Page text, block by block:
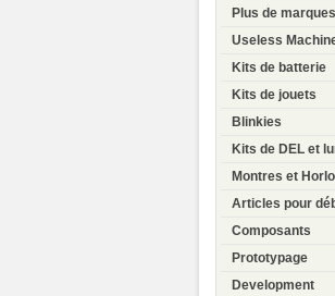
Plus de marques
Useless
Kits de batterie
Kits de jouets
Blinkies
Kits de DEL et
Montres et
Articles pour
Composants
Prototypage
Development